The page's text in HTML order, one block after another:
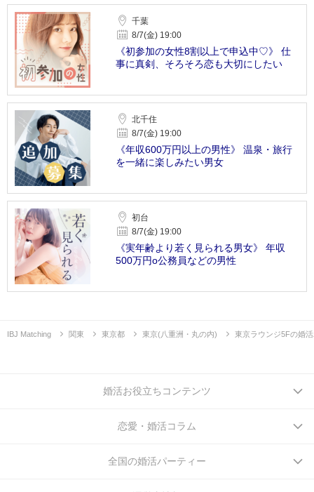
千葉
8/7(金) 19:00
《初参加の女性8割以上で申込中♡》 仕
事に真剣、そろそろ恋も大切にしたい
北千住
8/7(金) 19:00
《年収600万円以上の男性》 温泉・旅行
を一緒に楽しみたい男女
初台
8/7(金) 19:00
《実年齢より若く見られる男女》 年収
500万円o公務員などの男性
IBJ Matching 関東 東京都 東京(八重洲・丸の内) 東京ラウンジ5Fの婚
婚活お役立ちコンテンツ
恋愛・婚活コラム
全国の婚活パーティー